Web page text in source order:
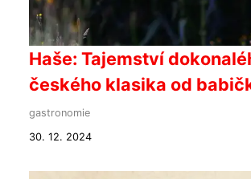
Haše: Tajemství
českého klasika od
gastronomie
30. 12. 2024